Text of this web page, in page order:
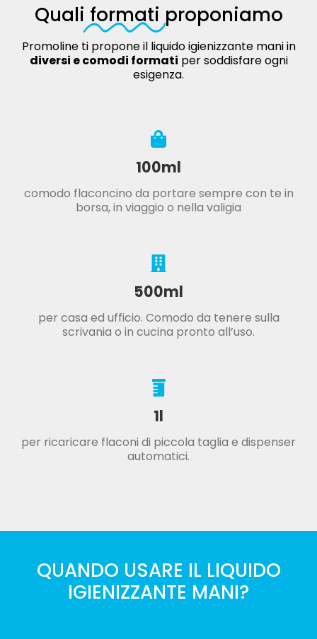
Quali formati proponiamo
Promoline ti propone il liquido igienizzante mani in
diversi e comodi formati per soddisfare ogni
esigenza.
100ml
comodo flaconcino da portare sempre con te in
borsa, in viaggio o nella valigia
500ml
per casa ed ufficio. Comodo da tenere sulla
scrivania o in cucina pronto all’uso.
1l
per ricaricare flaconi di piccola taglia e dispenser
automatici.
QUANDO USARE IL LIQUIDO
IGIENIZZANTE MANI?